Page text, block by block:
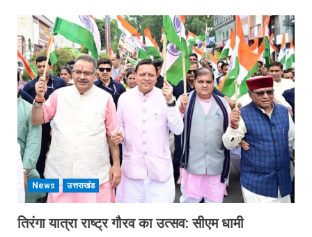
News उत्तराखंड
तिरंगा यात्रा राष्ट्र गौरव का उत्सव: सीएम धामी